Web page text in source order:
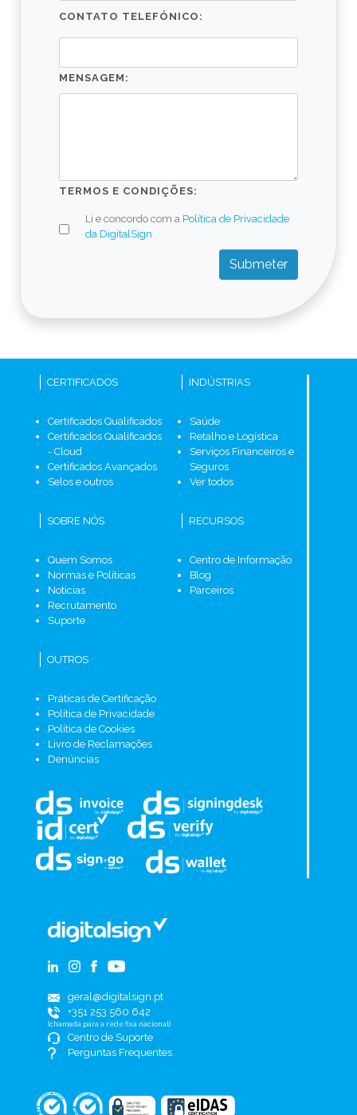
CONTATO TELEFÓNICO:
MENSAGEM:
TERMOS E CONDIÇÕES:
Li e concordo com a Política de Privacidade
da DigitalSign
Submeter
CERTIFICADOS
Certificados Qualificados
Certificados Qualificados
- Cloud
Certificados Avançados
Selos e outros
INDÚSTRIAS
Saúde
Retalho e Logística
Serviços Financeiros e
Seguros
Ver todos
SOBRE NÓS
Quem Somos
Normas e Políticas
Notícias
Recrutamento
Suporte
RECURSOS
Centro de Informação
Blog
Parceiros
OUTROS
Práticas de Certificação
Política de Privacidade
Política de Cookies
Livro de Reclamações
Denúncias
geral@digitalsign.pt
+351 253 560 642
(chamada para a rede fixa nacional)
Centro de Suporte
Perguntas Frequentes